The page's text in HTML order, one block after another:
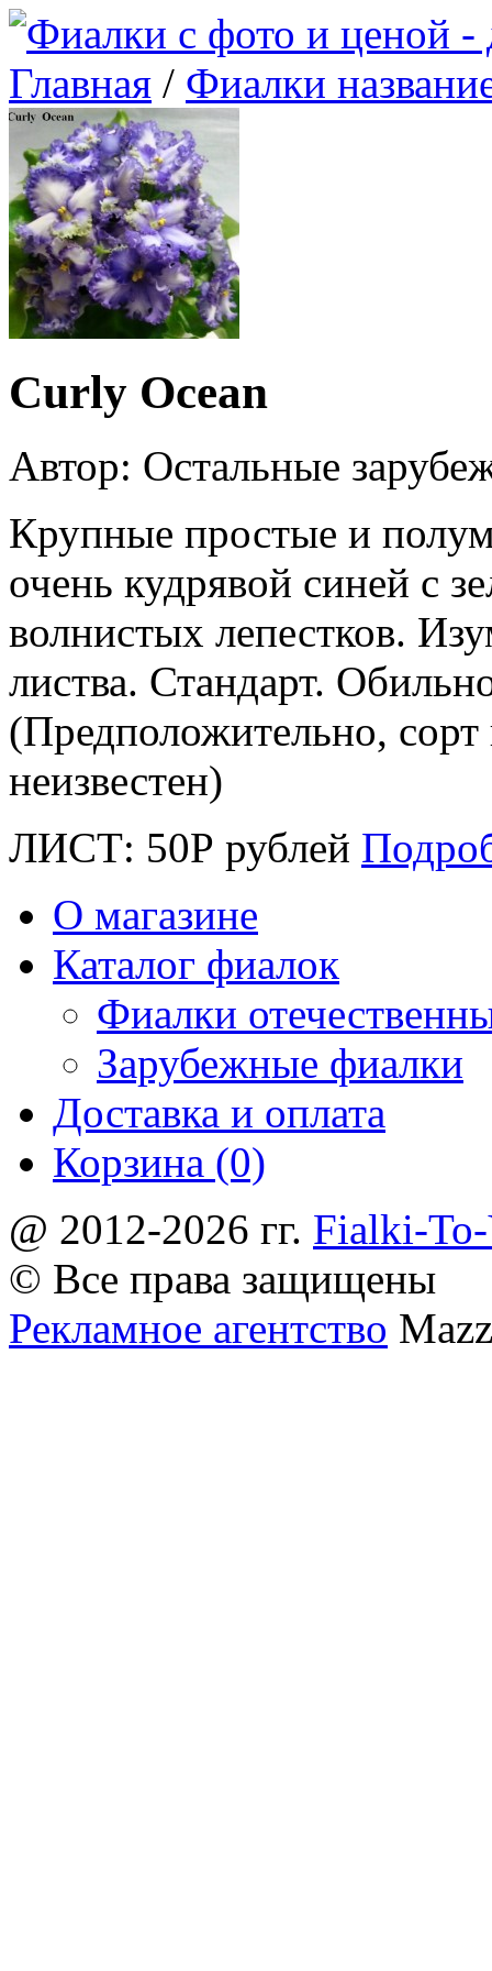
Главная / Фиалки
Curly Ocean
Автор: Остальные
Крупные простые и
очень кудрявой синей с
волнистых лепестков.
листва. Стандарт.
(Предположительно,
неизвестен)
ЛИСТ: 50Р рублей
О магазине
Каталог фиалок
Фиалки
Зарубежные фиалки
Доставка и оплата
Корзина (0)
@ 2012-2026 гг. Fialki-
© Все права защищены
Рекламное агентство